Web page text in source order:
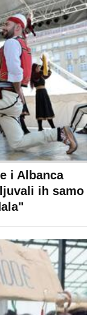
Politika privatnosti
Privacy policy
Terms of service